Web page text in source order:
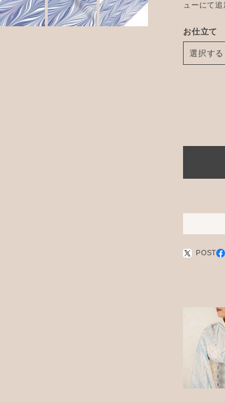
ューにて追
お仕立て
POST